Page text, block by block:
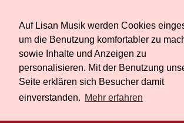
Auf Lisan Musik werden Cookies
um die Benutzung komfortabler zu
sowie Inhalte und Anzeigen zu
personalisieren. Mit der Benutzung
Seite erklären sich Besucher damit
einverstanden. Mehr erfahren